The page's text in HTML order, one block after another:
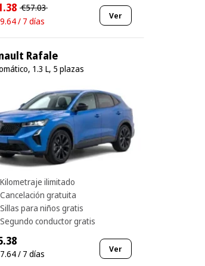
€57.03
/ 7 días
Ver
Rafale
1.3 L, 5 plazas
Kilometraje ilimitado
Cancelación gratuita
Sillas para niños gratis
Segundo conductor gratis
/ 7 días Ver